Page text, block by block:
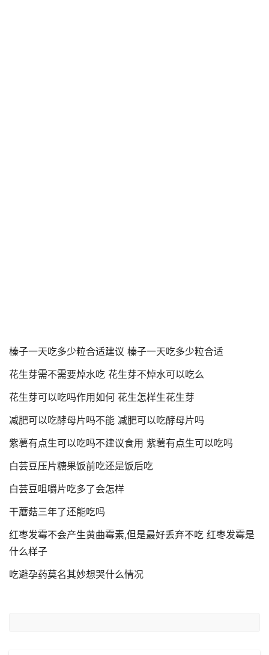
榛子一天吃多少粒合适建议 榛子一天吃多少粒合适
花生芽需不需要焯水吃 花生芽不焯水可以吃么
花生芽可以吃吗作用如何 花生怎样生花生芽
减肥可以吃酵母片吗不能 减肥可以吃酵母片吗
紫薯有点生可以吃吗不建议食用 紫薯有点生可以吃吗
白芸豆压片糖果饭前吃还是饭后吃
白芸豆咀嚼片吃多了会怎样
干蘑菇三年了还能吃吗
红枣发霉不会产生黄曲霉素,但是最好丢弃不吃 红枣发霉是
什么样子
吃避孕药莫名其妙想哭什么情况